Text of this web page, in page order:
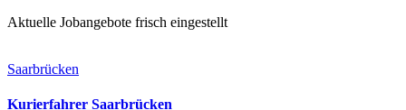
Aktuelle Jobangebote frisch eingestellt
Saarbrücken
Kurierfahrer Saarbrücken